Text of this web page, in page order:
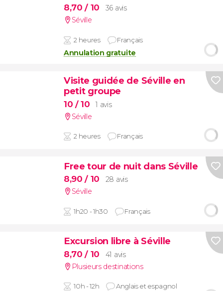
8,70/ 10
36 avis
Séville
2 heures Français
Annulation gratuite
Visite guidée de Séville en
petit groupe
10 / 10
1 avis
Séville
2 heures Français
Free tour de nuit dans Séville
8,90/ 10
28 avis
Séville
1h20 - 1h30 Français
Excursion libre à Séville
8,70/ 10
41 avis
Plusieurs destinations
10h - 12h Anglais et espagnol